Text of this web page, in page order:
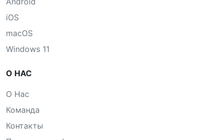
iOS
macOS
Windows 11
О НАС
О Нас
Команда
Контакты